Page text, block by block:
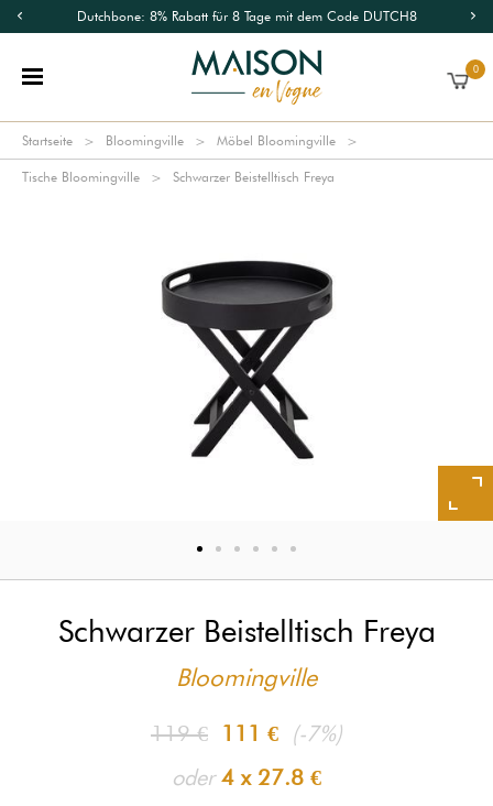
Dutchbone: 8% Rabatt für 8 Tage mit dem Code DUTCH8
0
Startseite Bloomingville Möbel Bloomingville
Tische Bloomingville Schwarzer Beistelltisch Freya
Schwarzer Beistelltisch Freya
Bloomingville
119 € 111 € (-7%)
oder4 x 27.8 €